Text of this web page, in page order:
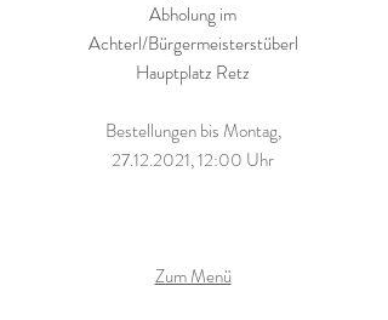
Abholung im
Achterl/Bürgermeisterstüberl
Hauptplatz Retz
Bestellungen bis Montag,
27.12.2021, 12:00 Uhr
Zum Menü